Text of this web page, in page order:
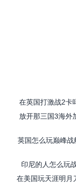
在英国打激战2卡
放开那三国3海外
英国怎么玩巅峰
印尼的人怎么玩
在美国玩天涯明月